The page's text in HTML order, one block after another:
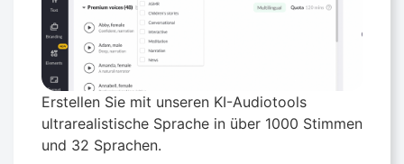
Erstellen Sie mit unseren KI-Audiotools
ultrarealistische Sprache in über 1000 Stimmen
und 32 Sprachen.